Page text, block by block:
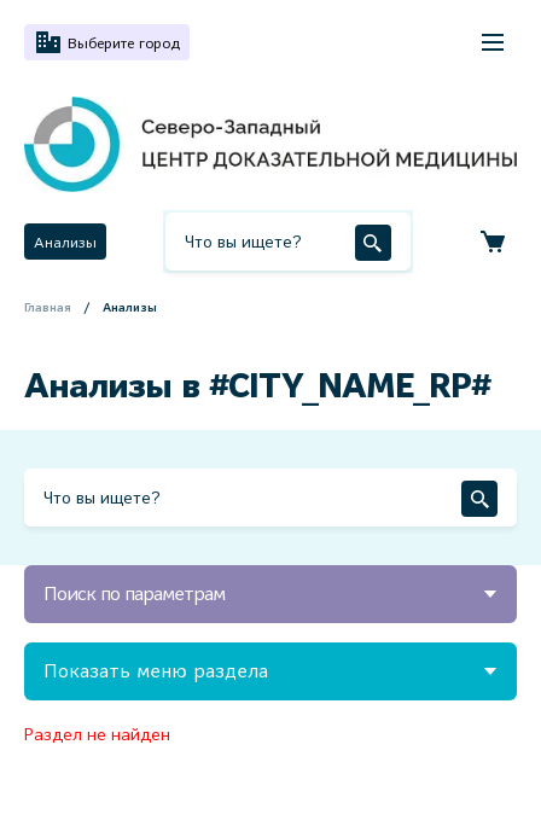
Выберите город
Анализы
Главная Анализы
Анализы в #CITY_NAME_RP#
Поиск по параметрам
Показать меню раздела
Раздел не найден